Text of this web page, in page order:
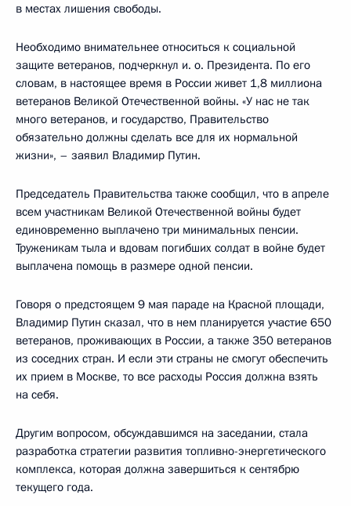
в местах лишения свободы.
Необходимо внимательнее относиться к социальной
защите ветеранов, подчеркнул и. о. Президента. По его
словам, в настоящее время в России живет 1,8 миллиона
ветеранов Великой Отечественной войны. «У нас не так
много ветеранов, и государство, Правительство
обязательно должны сделать все для их нормальной
жизни», – заявил Владимир Путин.
Председатель Правительства также сообщил, что в апреле
всем участникам Великой Отечественной войны будет
единовременно выплачено три минимальных пенсии.
Труженикам тыла и вдовам погибших солдат в войне будет
выплачена помощь в размере одной пенсии.
Говоря о предстоящем 9 мая параде на Красной площади,
Владимир Путин сказал, что в нем планируется участие 650
ветеранов, проживающих в России, а также 350 ветеранов
из соседних стран. И если эти страны не смогут обеспечить
их прием в Москве, то все расходы Россия должна взять
на себя.
Другим вопросом, обсуждавшимся на заседании, стала
разработка стратегии развития топливно-энергетического
комплекса, которая должна завершиться к сентябрю
текущего года.